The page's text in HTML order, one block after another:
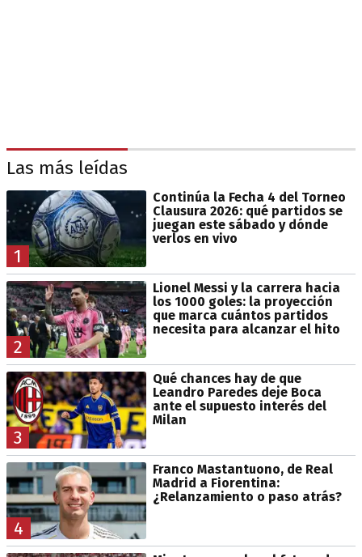
Las más leídas
1
Continúa la Fecha 4 del Torneo
Clausura 2026: qué partidos se
juegan este sábado y dónde
verlos en vivo
2
Lionel Messi y la carrera hacia
los 1000 goles: la proyección
que marca cuántos partidos
necesita para alcanzar el hito
3
Qué chances hay de que
Leandro Paredes deje Boca
ante el supuesto interés del
Milan
4
Franco Mastantuono, de Real
Madrid a Fiorentina:
¿Relanzamiento o paso atrás?